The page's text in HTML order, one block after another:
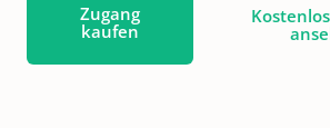
Zugang
kaufen